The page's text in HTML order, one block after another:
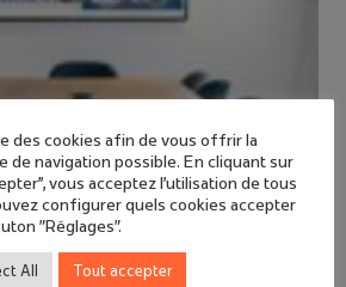
des cookies afin de vous offrir la
de navigation possible. En cliquant sur
vous acceptez l'utilisation de tous
configurer quels cookies accepter
"Réglages".
All Tout accepter